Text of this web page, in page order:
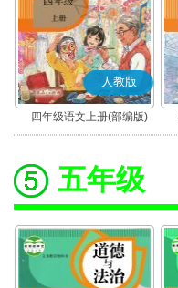
人教版
四年级语文上册(部编版)
五年级